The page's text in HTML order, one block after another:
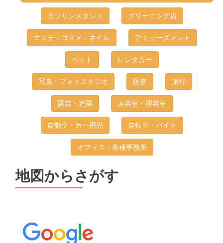
ガソリンスタンド クリーニング店
エステ・コスメ・ネイル アミューズメント
ペット レンタカー
写真・フォトスタジオ 医療 旅行
園芸・造園 美容室・理容室
自動車・カー用品 自転車・バイク
オフィス・各種事務所
地図からさがす